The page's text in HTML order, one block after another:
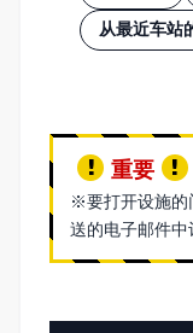
从最近车站
重要
※要打开设施的
送的电子邮件中